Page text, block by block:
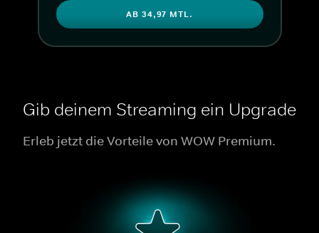
AB 34,97 MTL.
Gib deinem Streaming ein Upgrade
Erleb jetzt die Vorteile von WOW Premium.